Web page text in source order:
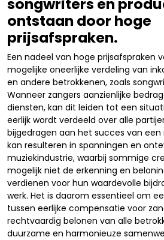
ontstaan door hoge
prijsafspraken.
Een nadeel van hoge prijsafspraken
mogelijke oneerlijke verdeling van
en andere betrokkenen, zoals
Wanneer zangers aanzienlijke
diensten, kan dit leiden tot een
eerlijk wordt verdeeld over alle
bijgedragen aan het succes van
kan resulteren in spanningen en
muziekindustrie, waarbij sommige
mogelijk niet de erkenning en
verdienen voor hun waardevolle
werk. Het is daarom essentieel om
tussen eerlijke compensatie voor
rechtvaardig belonen van alle
duurzame en harmonieuze